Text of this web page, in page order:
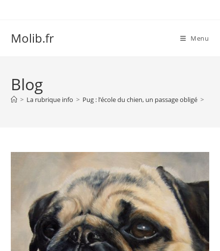
Molib.fr Menu
Blog
> La rubrique info > Pug : l’école du chien, un passage obligé >